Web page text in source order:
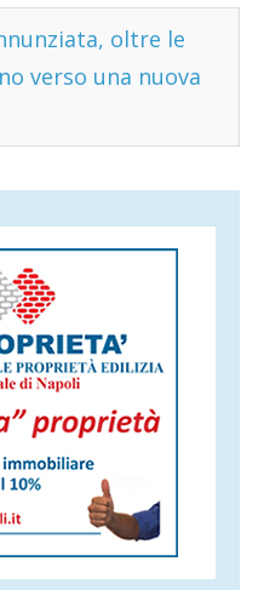
oltre le
verso una nuova